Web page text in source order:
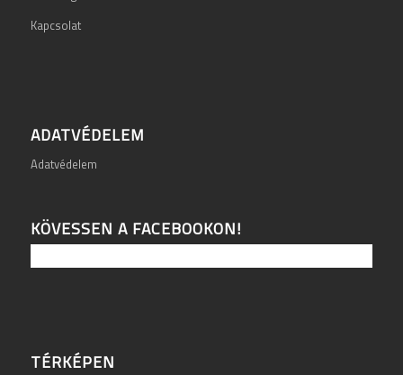
Kapcsolat
ADATVÉDELEM
Adatvédelem
KÖVESSEN A FACEBOOKON!
TÉRKÉPEN